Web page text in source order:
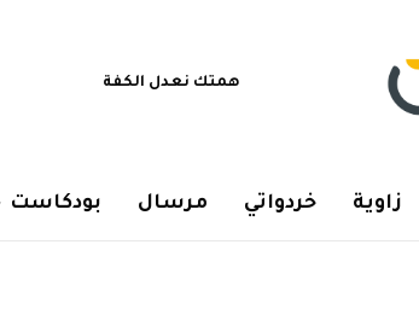
همتك نعدل الكفة
زاوية خردواتي مرسال بودكاست